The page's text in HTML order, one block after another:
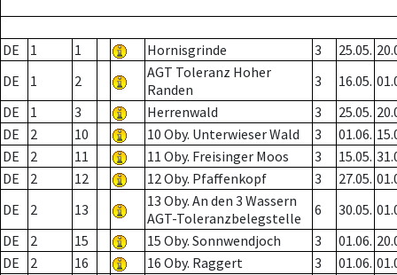
DE 1 1 Hornisgrinde 3 25.05.
DE
1 2
AGT Toleranz Hoher
Randen
3 16.05.
DE
1 3 Herrenwald 3 25.05.
DE
2 10 10 Oby. Unterwieser Wald 3 01.06.
DE
2 11 11 Oby. Freisinger Moos 3 15.05.
DE
2 12 12 Oby. Pfaffenkopf 3 27.05.
DE
2 13
13 Oby. An den 3 Wassern
AGT-Toleranzbelegstelle
6 30.05.
DE
2 15 15 Oby. Sonnwendjoch 3 01.06.
DE
2 16 16 Oby. Raggert 3 01.06.